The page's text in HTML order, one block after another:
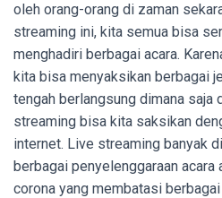
oleh orang-orang di zaman
streaming ini, kita semua bisa
menghadiri berbagai acara.
kita bisa menyaksikan berbagai
tengah berlangsung dimana saja
streaming bisa kita saksikan
internet. Live streaming banyak
berbagai penyelenggaraan acara
corona yang membatasi